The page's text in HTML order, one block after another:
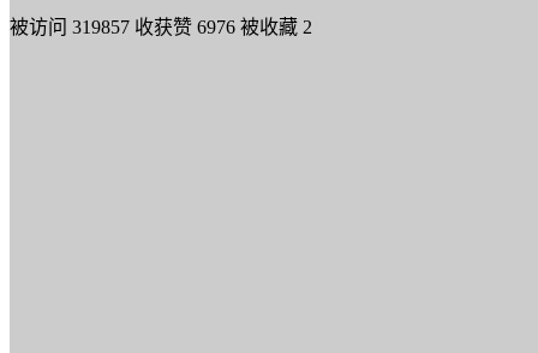
被访问 319857 收获赞 6976 被收藏 2